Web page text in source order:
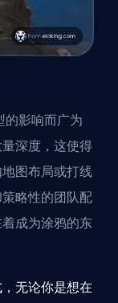
的影响而广为
深度，这使得
图布局或打线
略性的团队配
成为涂鸦的东
无论你是想在